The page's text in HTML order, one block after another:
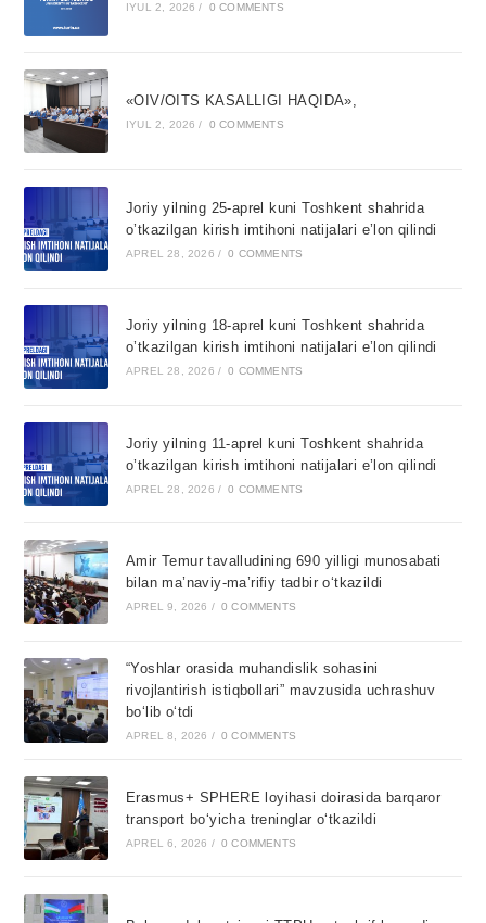
IYUL 2, 2026 / 0 COMMENTS
«OIV/OITS KASALLIGI HAQIDA»,
IYUL 2, 2026 / 0 COMMENTS
Joriy yilning 25-aprel kuni Toshkent shahrida
o’tkazilgan kirish imtihoni natijalari e’lon qilindi
APREL 28, 2026 / 0 COMMENTS
Joriy yilning 18-aprel kuni Toshkent shahrida
o’tkazilgan kirish imtihoni natijalari e’lon qilindi
APREL 28, 2026 / 0 COMMENTS
Joriy yilning 11-aprel kuni Toshkent shahrida
o’tkazilgan kirish imtihoni natijalari e’lon qilindi
APREL 28, 2026 / 0 COMMENTS
Amir Temur tavalludining 690 yilligi munosabati
bilan ma’naviy-ma’rifiy tadbir o‘tkazildi
APREL 9, 2026 / 0 COMMENTS
“Yoshlar orasida muhandislik sohasini
rivojlantirish istiqbollari” mavzusida uchrashuv
bo‘lib o‘tdi
APREL 8, 2026 / 0 COMMENTS
Erasmus+ SPHERE loyihasi doirasida barqaror
transport bo‘yicha treninglar o‘tkazildi
APREL 6, 2026 / 0 COMMENTS